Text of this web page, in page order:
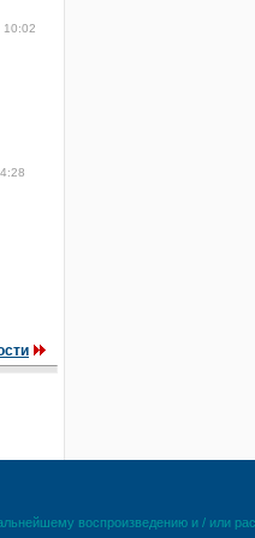
10:02
воспроизведению и / или